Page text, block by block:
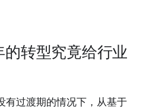
的转型究竟给行业
有过渡期的情况下，从基于